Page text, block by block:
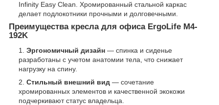
Infinity Easy Clean. Хромированный стальной каркас
делает подлокотники прочными и долговечными.
Преимущества кресла для офиса ErgoLife M4-
192K
Эргономичный дизайн — спинка и сиденье
разработаны с учетом анатомии тела, что снижает
нагрузку на спину.
Стильный внешний вид — сочетание
хромированных элементов и качественной экокожи
подчеркивают статус владельца.